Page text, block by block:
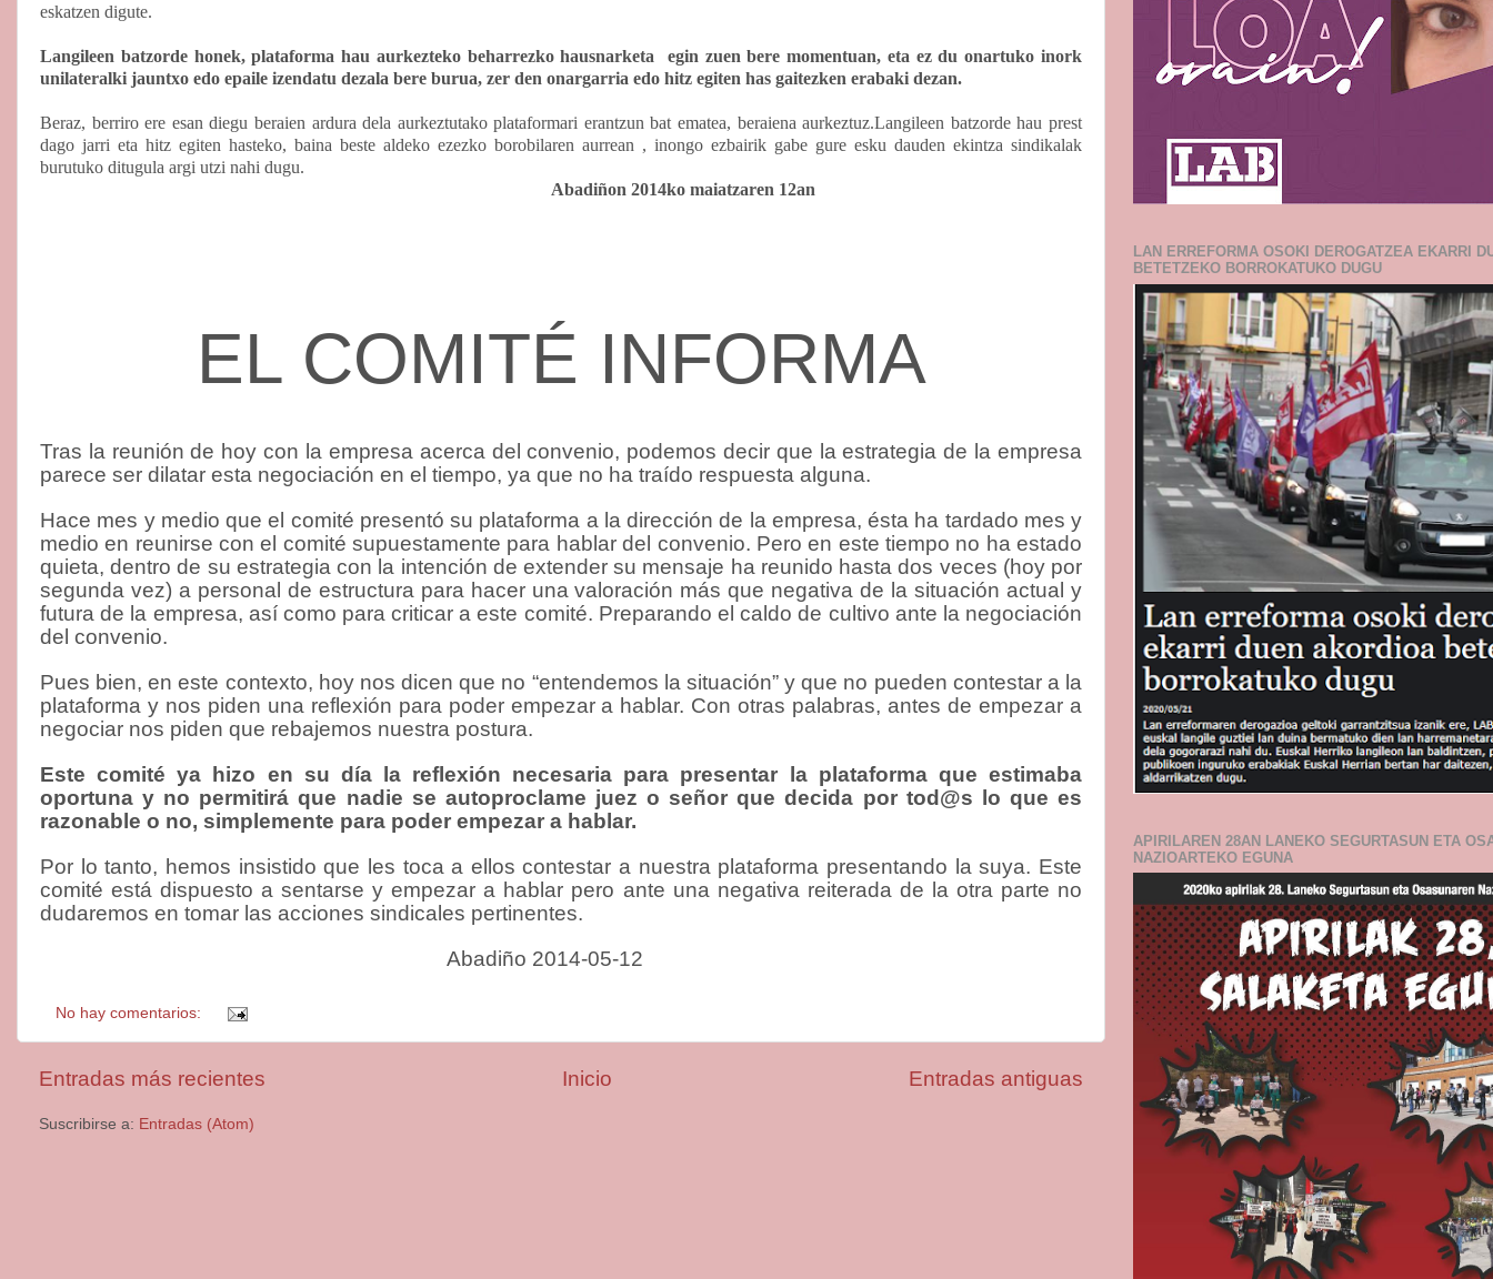
eskatzen digute.
Langileen batzorde honek, plataforma hau aurkezteko beharrezko hausnarketa
egin zuen bere momentuan, eta ez du onartuko inork
unilateralki jauntxo edo epaile izendatu dezala bere burua, zer den onargarria edo hitz egiten has gaitezken erabaki dezan.
Beraz, berriro ere esan diegu beraien ardura dela aurkeztutako plataformari erantzun bat ematea, beraiena aurkeztuz.Langileen batzorde hau prest
dago jarri eta hitz egiten hasteko, baina beste aldeko ezezko borobilaren aurrean , inongo ezbairik gabe gure esku dauden ekintza sindikalak
burutuko ditugula argi utzi nahi dugu.
Abadiñon 2014ko maiatzaren 12an
EL COMITÉ INFORMA
Tras la reunión de hoy con la empresa acerca del convenio, podemos decir que la estrategia de la empresa
parece ser dilatar esta negociación en el tiempo, ya que no ha traído respuesta alguna.
Hace mes y medio que el comité presentó su plataforma a la dirección de la empresa, ésta ha tardado mes y
medio en reunirse con el comité supuestamente para hablar del convenio. Pero en este tiempo no ha estado
quieta, dentro de su estrategia con la intención de extender su mensaje ha reunido hasta dos veces (hoy por
segunda vez) a personal de estructura para hacer una valoración más que negativa de la situación actual y
futura de la empresa, así como para criticar a este comité. Preparando el caldo de cultivo ante la negociación
del convenio.
Pues bien, en este contexto, hoy nos dicen que no “entendemos la situación” y que no pueden contestar a la
plataforma y nos piden una reflexión para poder empezar a hablar. Con otras palabras, antes de empezar a
negociar nos piden que rebajemos nuestra postura.
Este comité ya hizo en su día la reflexión necesaria para presentar la plataforma que estimaba
oportuna y no permitirá que nadie se autoproclame juez o señor que decida por tod@s lo que es
razonable o no, simplemente para poder empezar a hablar.
Por lo tanto, hemos insistido que les toca a ellos contestar a nuestra plataforma presentando la suya. Este
comité está dispuesto a sentarse y empezar a hablar pero ante una negativa reiterada de la otra parte no
dudaremos en tomar las acciones sindicales pertinentes.
Abadiño 2014-05-12
No hay comentarios:
Entradas más recientes Entradas antiguas
Inicio
Suscribirse a: Entradas (Atom)
LAN ERREFORMA OSOKI DEROGATZEA EKARRI
BETETZEKO BORROKATUKO DUGU
APIRILAREN 28AN LANEKO SEGURTASUN ETA
NAZIOARTEKO EGUNA